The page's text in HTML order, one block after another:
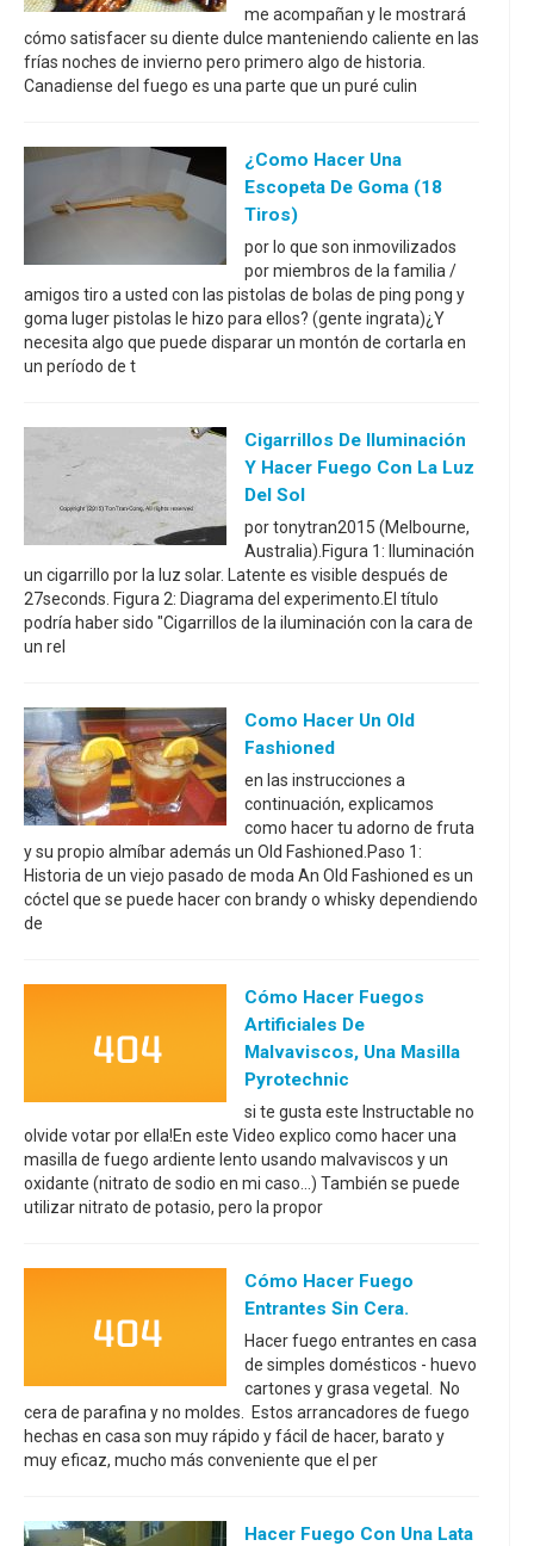
me acompañan y le mostrará
cómo satisfacer su diente dulce manteniendo caliente en las
frías noches de invierno pero primero algo de historia.
Canadiense del fuego es una parte que un puré culin
¿Como Hacer Una
Escopeta De Goma (18
Tiros)
por lo que son inmovilizados
por miembros de la familia /
amigos tiro a usted con las pistolas de bolas de ping pong y
goma luger pistolas le hizo para ellos? (gente ingrata)¿Y
necesita algo que puede disparar un montón de cortarla en
un período de t
Cigarrillos De Iluminación
Y Hacer Fuego Con La Luz
Del Sol
por tonytran2015 (Melbourne,
Australia).Figura 1: Iluminación
un cigarrillo por la luz solar. Latente es visible después de
27seconds. Figura 2: Diagrama del experimento.El título
podría haber sido "Cigarrillos de la iluminación con la cara de
un rel
Como Hacer Un Old
Fashioned
en las instrucciones a
continuación, explicamos
como hacer tu adorno de fruta
y su propio almíbar además un Old Fashioned.Paso 1:
Historia de un viejo pasado de moda An Old Fashioned es un
cóctel que se puede hacer con brandy o whisky dependiendo
de
Cómo Hacer Fuegos
Artificiales De
Malvaviscos, Una Masilla
Pyrotechnic
si te gusta este Instructable no
olvide votar por ella!En este Video explico como hacer una
masilla de fuego ardiente lento usando malvaviscos y un
oxidante (nitrato de sodio en mi caso...) También se puede
utilizar nitrato de potasio, pero la propor
Cómo Hacer Fuego
Entrantes Sin Cera.
Hacer fuego entrantes en casa
de simples domésticos - huevo
cartones y grasa vegetal. No
cera de parafina y no moldes. Estos arrancadores de fuego
hechas en casa son muy rápido y fácil de hacer, barato y
muy eficaz, mucho más conveniente que el per
Hacer Fuego Con Una Lata